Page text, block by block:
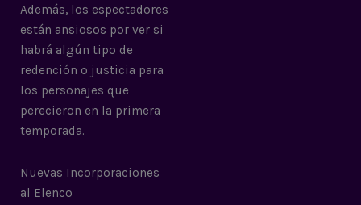
Además, los espectadores
están ansiosos por ver si
habrá algún tipo de
redención o justicia para
los personajes que
perecieron en la primera
temporada.
Nuevas Incorporaciones
al Elenco